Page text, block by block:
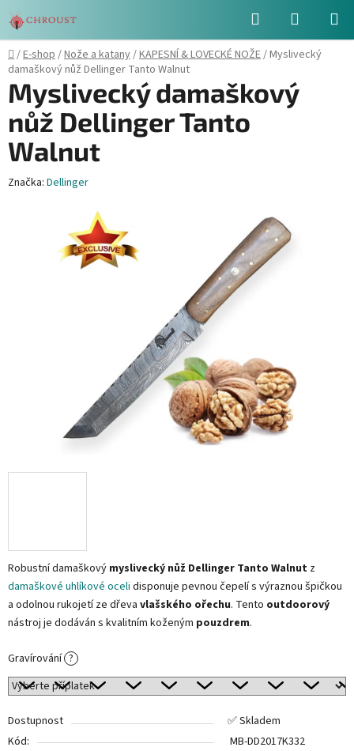
na
obsah
Hledat
KOŠÍK
Domů
/E-shop/Nože a katany/KAPESNÍ & LOVECKÉ NOŽE/Myslivecký
damaškový nůž Dellinger Tanto Walnut
Robustní damaškový myslivecký nůž Dellinger Tanto Walnut z
damaškové uhlíkové oceli disponuje pevnou čepelí s výraznou špičkou
a odolnou rukojetí ze dřeva vlašského ořechu. Tento outdoorový
nástroj je dodáván s kvalitním koženým pouzdrem.
Gravírování ?
Dostupnost
✅ Skladem
Kód:
MB-DD2017K332
Myslivecký damaškový
nůž Dellinger Tanto
Walnut
Značka: Dellinger